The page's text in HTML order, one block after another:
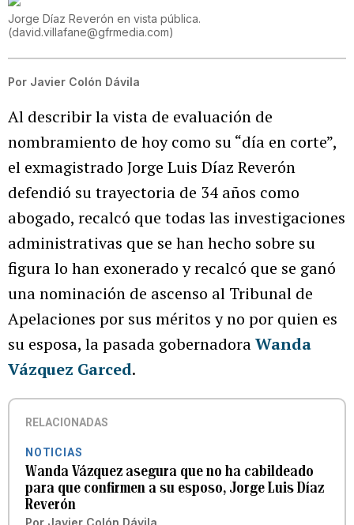
Jorge Díaz Reverón en vista pública.
(david.villafane@gfrmedia.com)
Por Javier Colón Dávila
Al describir la vista de evaluación de
nombramiento de hoy como su “día en corte”,
el exmagistrado Jorge Luis Díaz Reverón
defendió su trayectoria de 34 años como
abogado, recalcó que todas las investigaciones
administrativas que se han hecho sobre su
figura lo han exonerado y recalcó que se ganó
una nominación de ascenso al Tribunal de
Apelaciones por sus méritos y no por quien es
su esposa, la pasada gobernadoraWanda
Vázquez Garced.
RELACIONADAS
NOTICIAS
Wanda Vázquez asegura que no ha cabildeado
para que confirmen a su esposo, Jorge Luis Díaz
Reverón